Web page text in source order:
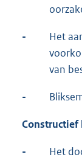
-
Het
van
-
Constructief
-
Het